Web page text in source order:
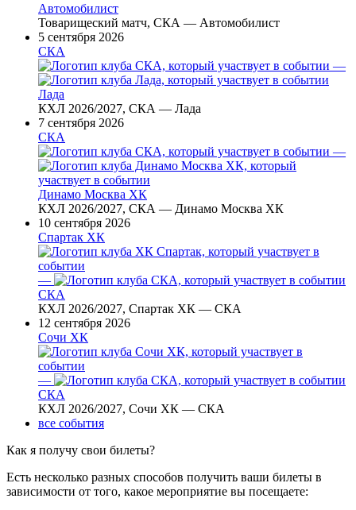
Автомобилист
Товарищеский матч, СКА — Автомобилист
5 сентября 2026
СКА
—
Лада
КХЛ 2026/2027, СКА — Лада
7 сентября 2026
СКА
—
Динамо Москва ХК
КХЛ 2026/2027, СКА — Динамо Москва ХК
10 сентября 2026
Спартак ХК
—
СКА
КХЛ 2026/2027, Спартак ХК — СКА
12 сентября 2026
Сочи ХК
—
СКА
КХЛ 2026/2027, Сочи ХК — СКА
все события
Как я получу свои билеты?
Есть несколько разных способов получить ваши билеты в
зависимости от того, какое мероприятие вы посещаете: